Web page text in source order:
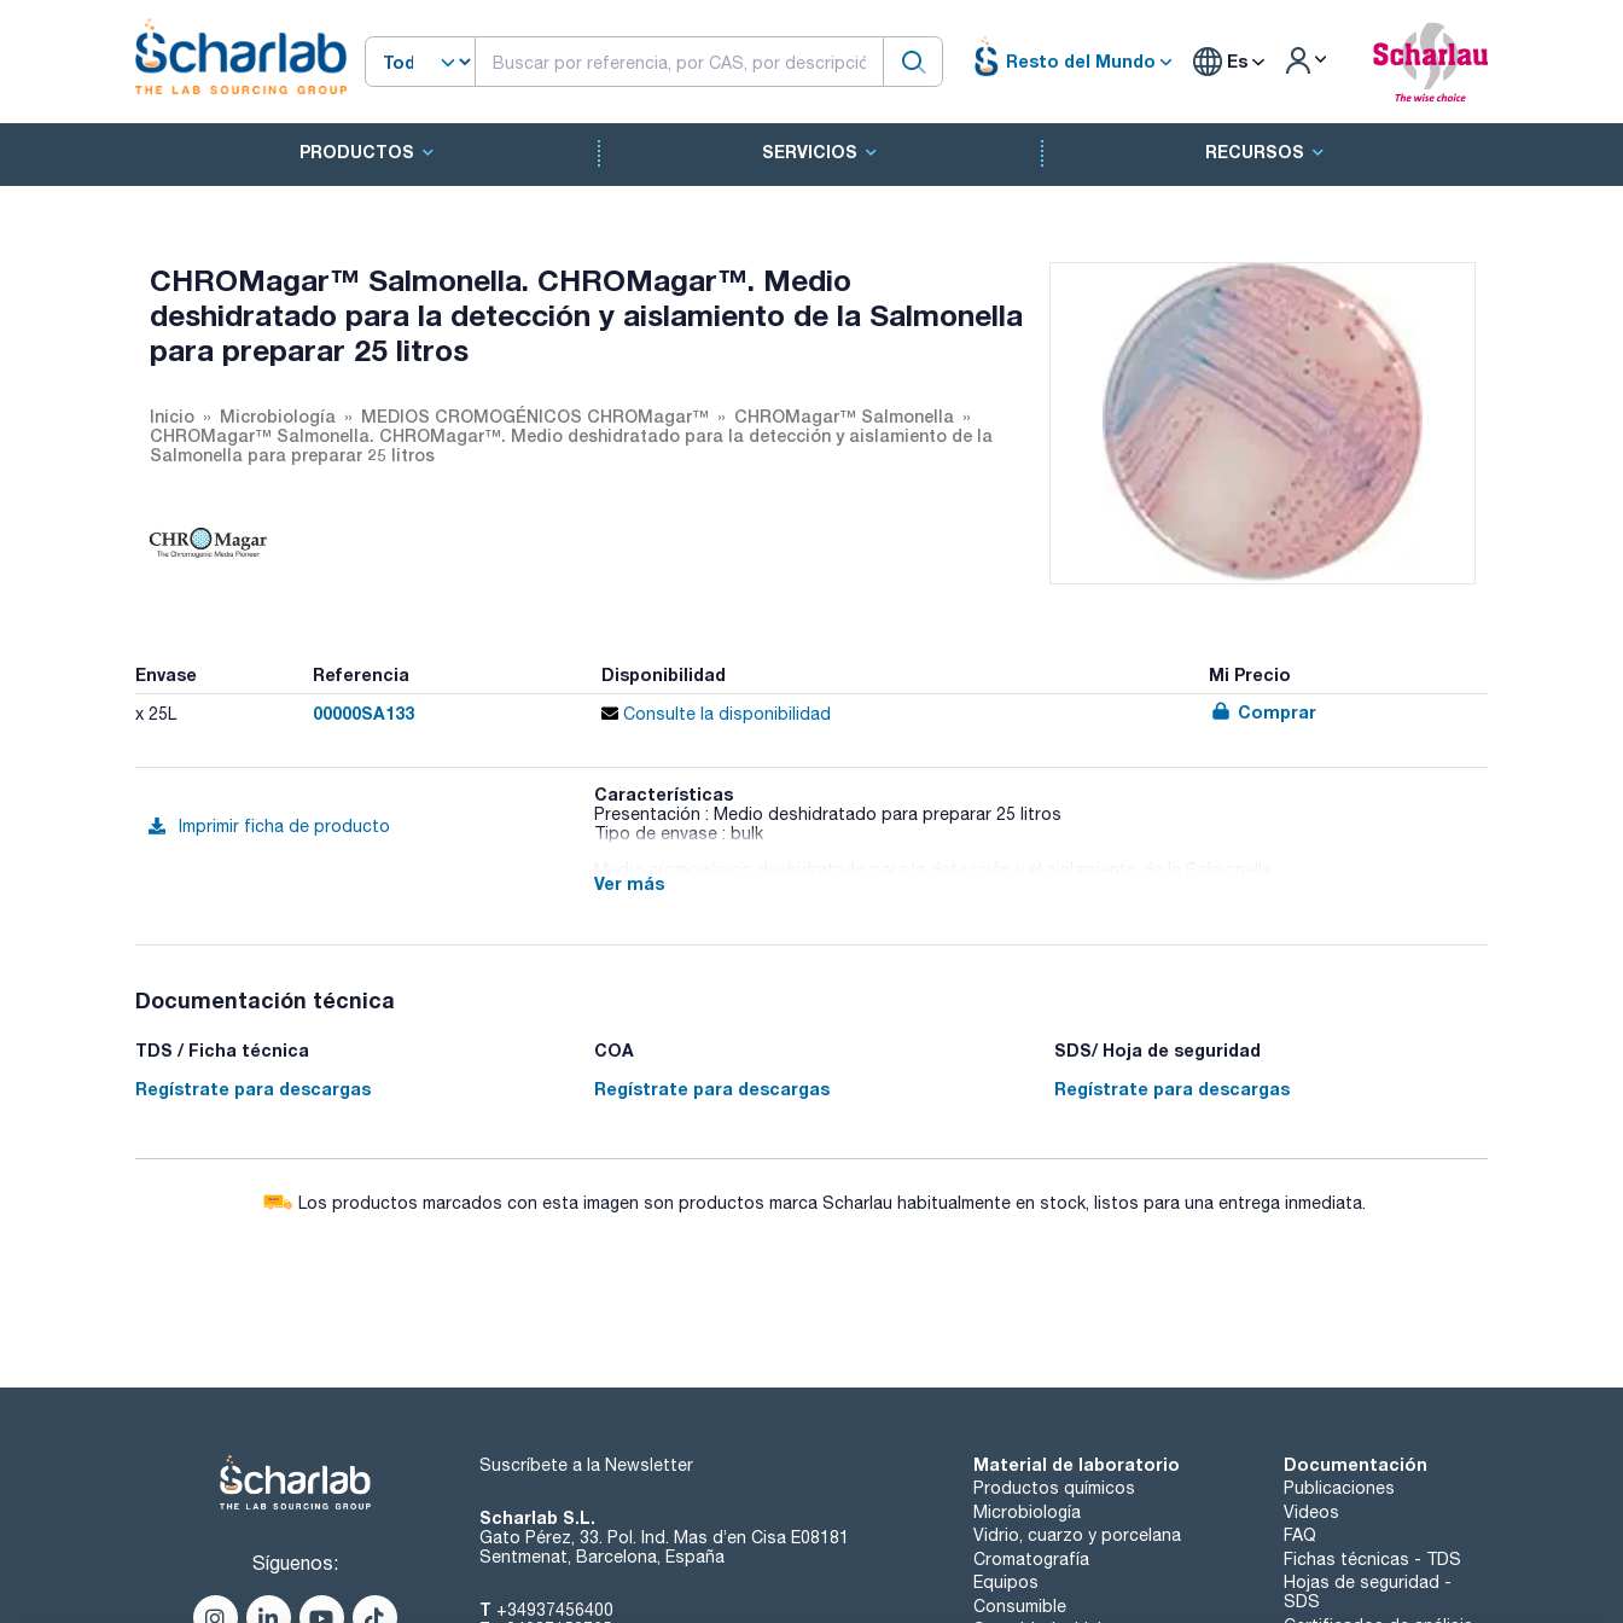
Resto del Mundo Es
PRODUCTOS SERVICIOS RECURSOS
CHROMagar™ Salmonella. CHROMagar™. Medio
deshidratado para la detección y aislamiento de la Salmonella
para preparar 25 litros
Inicio Microbiología MEDIOS CROMOGÉNICOS CHROMagar™
CHROMagar™ Salmonella
CHROMagar™ Salmonella. CHROMagar™. Medio deshidratado para la detección y aislamiento de la
Salmonella para preparar 25 litros
Envase Referencia Disponibilidad Mi Precio
x 25L 00000SA133 Consulte la disponibilidad Comprar
Imprimir ficha de producto
Características
Presentación : Medio deshidratado para preparar 25 litros
Tipo de envase : bulk
Ver más
Documentación técnica
TDS / Ficha técnica
Regístrate para descargas
COA
Regístrate para descargas
SDS/ Hoja de seguridad
Regístrate para descargas
Los productos marcados con esta imagen son productos marca Scharlau habitualmente en stock, listos para una entrega inmediata.
Síguenos:
Suscríbete a la Newsletter
Scharlab S.L.
Gato Pérez, 33. Pol. Ind. Mas d’en Cisa E08181
Sentmenat, Barcelona, España
T +34937456400
Material de laboratorio
Productos químicos
Microbiología
Vidrio, cuarzo y porcelana
Cromatografía
Equipos
Consumible
Documentación
Publicaciones
Videos
FAQ
Fichas técnicas - TDS
Hojas de seguridad -
SDS